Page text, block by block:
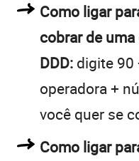
Como ligar
cobrar de
DDD: digite 90
operadora +
você quer se
Como ligar